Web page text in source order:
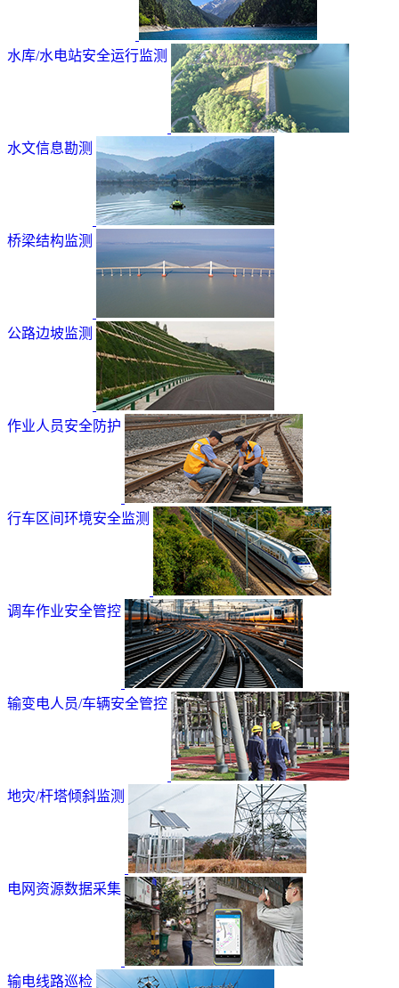
水库/水电站安全运行监测
水文信息勘测
桥梁结构监测
公路边坡监测
作业人员安全防护
行车区间环境安全监测
调车作业安全管控
输变电人员/车辆安全管控
地灾/杆塔倾斜监测
电网资源数据采集
输电线路巡检